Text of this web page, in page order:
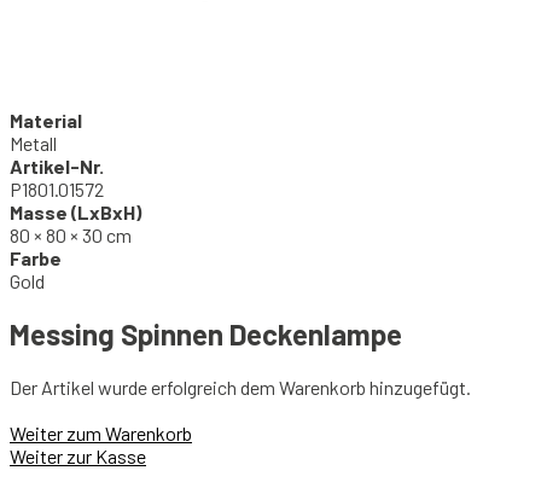
Material
Metall
Artikel-Nr.
P1801.01572
Masse (LxBxH)
80 × 80 × 30 cm
Farbe
Gold
Messing Spinnen Deckenlampe
Der Artikel wurde erfolgreich dem Warenkorb hinzugefügt.
Weiter zum Warenkorb
Weiter zur Kasse